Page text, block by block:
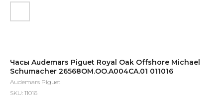
Часы Audemars Piguet Royal Oak Offshore Michael
Schumacher 26568OM.OO.A004CA.01 011016
Audemars Piguet
SKU: 11016